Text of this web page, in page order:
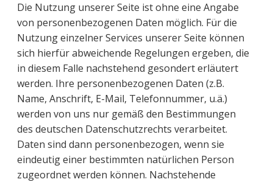
Die Nutzung unserer Seite ist ohne eine Angabe
von personenbezogenen Daten möglich. Für die
Nutzung einzelner Services unserer Seite können
sich hierfür abweichende Regelungen ergeben, die
in diesem Falle nachstehend gesondert erläutert
werden. Ihre personenbezogenen Daten (z.B.
Name, Anschrift, E-Mail, Telefonnummer, u.ä.)
werden von uns nur gemäß den Bestimmungen
des deutschen Datenschutzrechts verarbeitet.
Daten sind dann personenbezogen, wenn sie
eindeutig einer bestimmten natürlichen Person
zugeordnet werden können. Nachstehende